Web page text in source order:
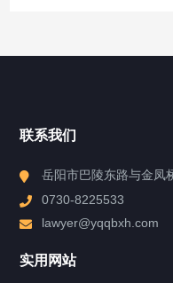
最新业绩
案例速递
联系我们
岳阳市巴陵东路与金凤
0730-8225533
lawyer@yqqbxh.com
实用网站